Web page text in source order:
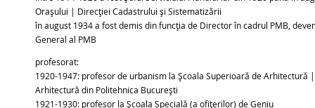
Orașului | Direcției Cadastrului și Sistematizării
în august 1934 a fost demis din funcția de Director în cadrul PMB,
General al PMB
profesorat:
1920-1947: profesor de urbanism la Școala Superioară de
Arhitectură din Politehnica București
1921-1930: profesor la Școala Specială (a ofițerilor) de Geniu